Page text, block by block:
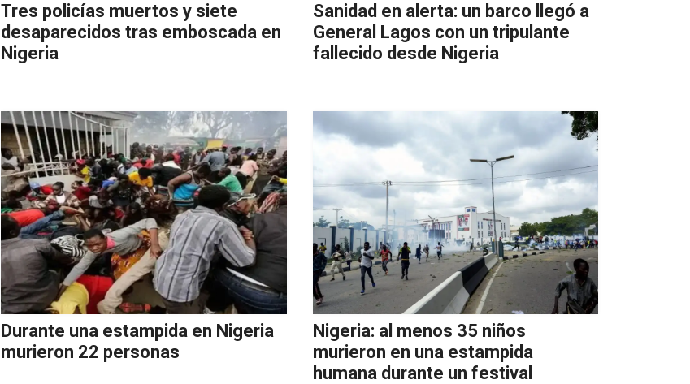
Tres policías muertos y siete
desaparecidos tras emboscada en
Nigeria
Sanidad en alerta: un barco llegó a
General Lagos con un tripulante
fallecido desde Nigeria
Durante una estampida en Nigeria
murieron 22 personas
Nigeria: al menos 35 niños
murieron en una estampida
humana durante un festival